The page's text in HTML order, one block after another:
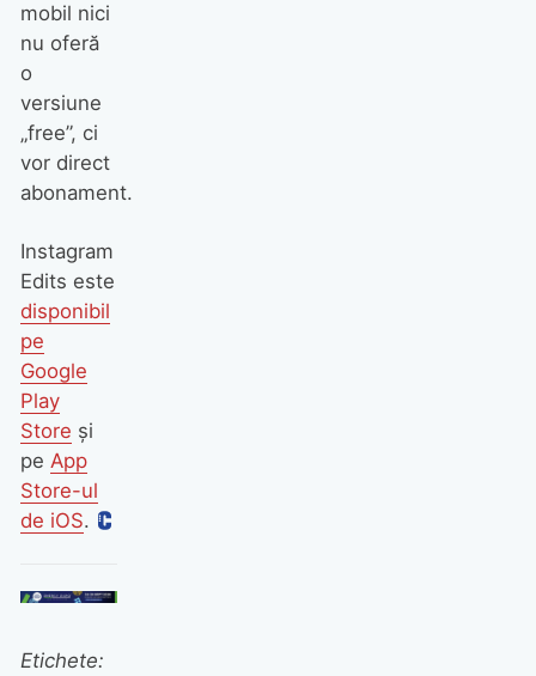
mobil nici
nu oferă
o
versiune
„free”, ci
vor direct
abonament.
Instagram
Edits este
disponibil
pe
Google
Play
Store și
pe App
Store-ul
de iOS.
Etichete: